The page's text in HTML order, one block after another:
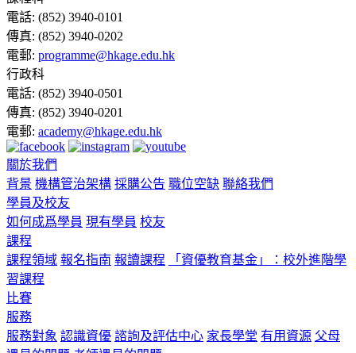
電話: (852) 3940-0101
傳真: (852) 3940-0202
電郵: programme@hkage.edu.hk
行政科
電話: (852) 3940-0501
傳真: (852) 3940-0201
電郵: academy@hkage.edu.hk
關於我們
背景 機構管治架構 採購公告 職位空缺 聯絡我們
學員及校友
如何成爲學員 現有學員 校友
課程
課程領域 報名指南 報讀課程
「資優教育基金」：校外進階學
習課程
比賽
服務
服務對象 認識資優 諮詢及評估中心 家長學堂 有用資源 父母